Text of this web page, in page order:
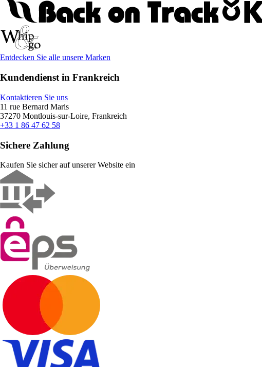
Entdecken Sie alle unsere Marken
Kundendienst in Frankreich
Kontaktieren Sie uns
11 rue Bernard Maris
37270 Montlouis-sur-Loire, Frankreich
+33 1 86 47 62 58
Sichere Zahlung
Kaufen Sie sicher auf unserer Website ein